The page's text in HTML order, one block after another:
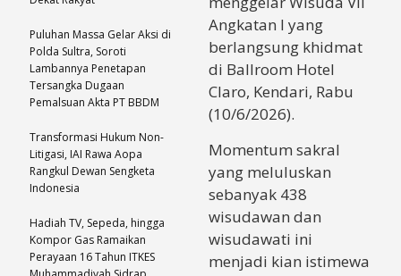
Angkatan I yang
berlangsung khidmat
di Ballroom Hotel
Claro, Kendari, Rabu
(10/6/2026).
Momentum sakral
yang meluluskan
sebanyak 438
wisudawan dan
wisudawati ini
menjadi kian istimewa
Puluhan Massa Gelar Aksi di
Polda Sultra, Soroti
Lambannya Penetapan
Tersangka Dugaan
Pemalsuan Akta PT BBDM
Transformasi Hukum Non-
Litigasi, IAI Rawa Aopa
Rangkul Dewan Sengketa
Indonesia
Hadiah TV, Sepeda, hingga
Kompor Gas Ramaikan
Perayaan 16 Tahun ITKES